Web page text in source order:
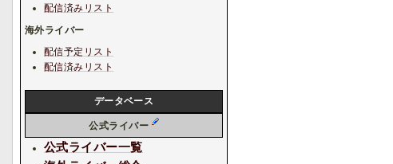
配信済みリスト
海外ライバー
配信予定リスト
配信済みリスト
データベース
公式ライバー
公式ライバー一覧